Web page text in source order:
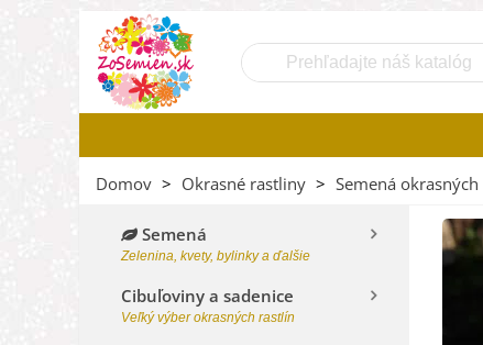
Domov > Okrasné rastliny > Semená
Semená
Zelenina, kvety, bylinky a ďalšie
Cibuľoviny a sadenice
Veľký výber okrasných rastlín